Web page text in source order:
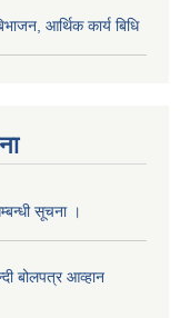
आर्थिक कार्य बिधि
सूचना ।
बोलपत्र आव्हान